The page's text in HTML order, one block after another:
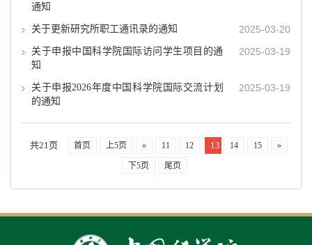
通知
2025-03-20
关于更新研究所职工通讯录的通知
2025-03-19
关于申报中国科学院国际访问学生项目的通
知
2025-03-19
关于申报2026年度中国科学院国际交流计划
的通知
共21页 首页 上5页 « 11 12 13 14 15 »
下5页 尾页